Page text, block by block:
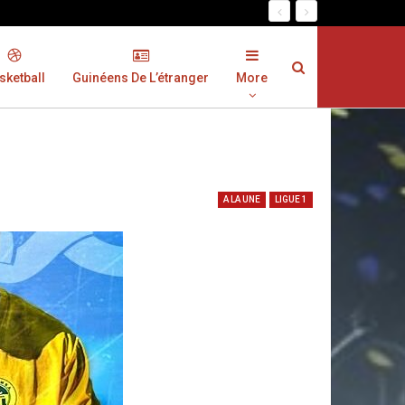
Guinéens De L’étranger More
A LA UNE LIGUE 1